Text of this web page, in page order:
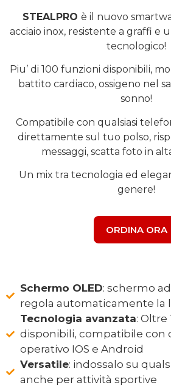
STEALPRO è il nuovo
acciaio inox, resistente a graffi e
tecnologico!
Piu’ di 100 funzioni disponibili,
battito cardiaco, ossigeno nel
sonno!
Compatibile con qualsiasi
direttamente sul tuo polso,
messaggi, scatta foto in
Un mix tra tecnologia ed
genere!
ORDINA ORA
Schermo OLED: schermo
regola automaticamente la
Tecnologia avanzata: Oltre
disponibili, compatibile con
operativo IOS e Android
Versatile: indossalo su
anche per attività sportive